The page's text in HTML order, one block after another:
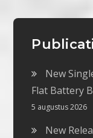
New
Flat Battery
5 augustus 2026
New